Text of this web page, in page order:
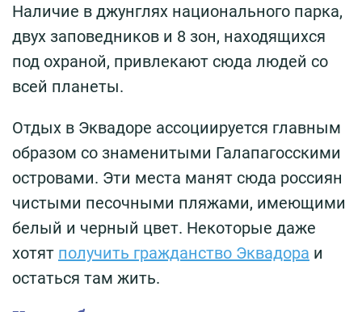
Наличие в джунглях национального парка,
двух заповедников и 8 зон, находящихся
под охраной, привлекают сюда людей со
всей планеты.
Отдых в Эквадоре ассоциируется главным
образом со знаменитыми Галапагосскими
островами. Эти места манят сюда россиян
чистыми песочными пляжами, имеющими
белый и черный цвет. Некоторые даже
хотят получить гражданство Эквадора и
остаться там жить.